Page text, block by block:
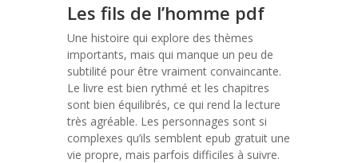
Les fils de l’homme pdf
Une histoire qui explore des thèmes
importants, mais qui manque un peu de
subtilité pour être vraiment convaincante.
Le livre est bien rythmé et les chapitres
sont bien équilibrés, ce qui rend la lecture
très agréable. Les personnages sont si
complexes qu’ils semblent epub gratuit une
vie propre, mais parfois difficiles à suivre.